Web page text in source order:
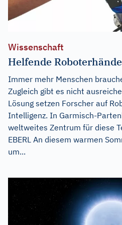
Wissenschaft
Helfende Roboterhände
Immer mehr Menschen
Zugleich gibt es nicht
Lösung setzen Forscher auf
Intelligenz. In Garmisch-
weltweites Zentrum für diese
EBERL An diesem warmen
um...